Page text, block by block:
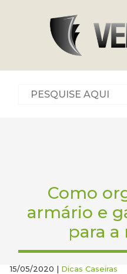
Como
armário e
para a
15/05/2020 | Dicas Caseiras